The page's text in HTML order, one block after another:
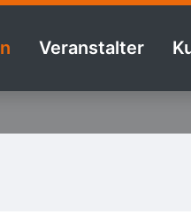
Veranstalter